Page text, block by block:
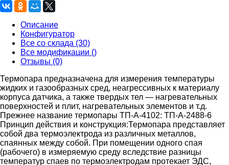
Описание
Конфигуратор
Все со склада (30)
Все модификации ()
Отзывы (0)
Термопара предназначена для измерения температуры
жидких и газообразных сред, неагрессивных к материалу
корпуса датчика, а также твердых тел — нагревательных
поверхностей и плит, нагревательных элементов и т.д.
Прежнее название термопары ТП-А-4102: ТП-А-2488-6
Принцип действия и конструкция:Термопара представляет
собой два термоэлектрода из различных металлов,
спаянных между собой. При помещении одного спая
(рабочего) в измеряемую среду вследствие разницы
температур спаев по термоэлектродам протекает ЭДС,